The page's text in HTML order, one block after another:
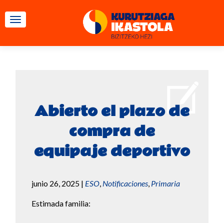
CAMBIAR NAVEGACIÓN
Abierto el plazo de
compra de
equipaje deportivo
junio 26, 2025 | ESO, Notificaciones, Primaria
Estimada familia: